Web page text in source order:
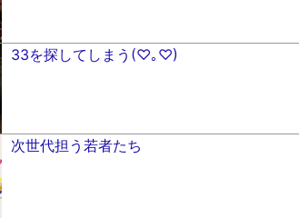
33を探してしまう(♡︎｡♡︎)
次世代担う若者たち